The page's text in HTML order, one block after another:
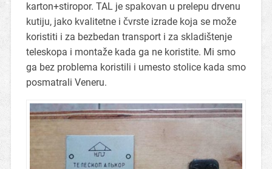
karton+stiropor. TAL je spakovan u prelepu drvenu
kutiju, jako kvalitetne i čvrste izrade koja se može
koristiti i za bezbedan transport i za skladištenje
teleskopa i montaže kada ga ne koristite. Mi smo
ga bez problema koristili i umesto stolice kada smo
posmatrali Veneru.